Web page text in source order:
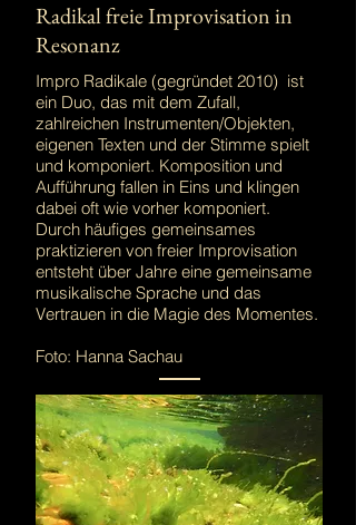
Radikal freie Improvisation in
Resonanz
Impro Radikale (gegründet 2010) ist
ein Duo, das mit dem Zufall,
zahlreichen Instrumenten/Objekten,
eigenen Texten und der Stimme spielt
und komponiert. Komposition und
Aufführung fallen in Eins und klingen
dabei oft wie vorher komponiert.
Durch häufiges gemeinsames
praktizieren von freier Improvisation
entsteht über Jahre eine gemeinsame
musikalische Sprache und das
Vertrauen in die Magie des Momentes.
Foto: Hanna Sachau